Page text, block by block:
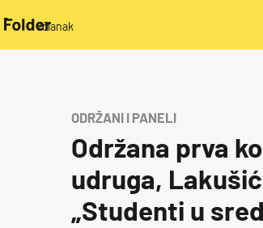
/članak
ODRŽANI I PANELI
Održana prva
udruga,
„Studenti u